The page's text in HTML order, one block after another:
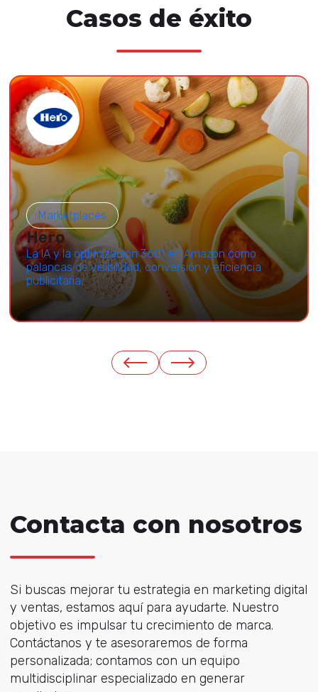
Casos de éxito
Marketplaces
Hero
La IA y la optimización 360º en Amazon como
palancas de visibilidad, conversión y eficiencia
publicitaria.
Contacta con nosotros
Si buscas mejorar tu estrategia en marketing digital
y ventas, estamos aquí para ayudarte. Nuestro
objetivo es impulsar tu crecimiento de marca.
Contáctanos y te asesoraremos de forma
personalizada; contamos con un equipo
multidisciplinar especializado en generar